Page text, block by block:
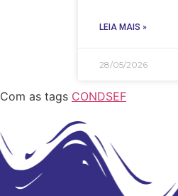
LEIA MAIS »
28/05/2026
Com as tags CONDSEF